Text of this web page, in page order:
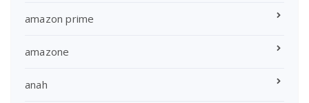
amazon prime
amazone
anah